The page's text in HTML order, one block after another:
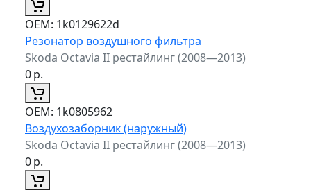
ОЕМ: 1k0129622d
Резонатор воздушного фильтра
Skoda Octavia II рестайлинг (2008—2013)
0р.
ОЕМ: 1k0805962
Воздухозаборник (наружный)
Skoda Octavia II рестайлинг (2008—2013)
0р.